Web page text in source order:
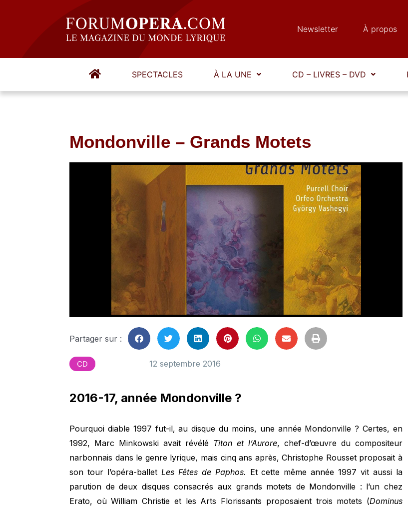
Newsletter À propos
SPECTACLES À LA UNE CD – LIVRES – DVD
Mondonville – Grands Motets
Partager sur :
CD 12 septembre 2016
2016-17, année Mondonville ?
Pourquoi diable 1997 fut-il, au disque du moins, une année Mondonville ? Certes, en
1992, Marc Minkowski avait révélé Titon et l’Aurore, chef-d’œuvre du compositeur
narbonnais dans le genre lyrique, mais cinq ans après, Christophe Rousset proposait à
son tour l’opéra-ballet Les Fêtes de Paphos. Et cette même année 1997 vit aussi la
parution de deux disques consacrés aux grands motets de Mondonville : l’un chez
Erato, où William Christie et les Arts Florissants proposaient trois motets (Dominus